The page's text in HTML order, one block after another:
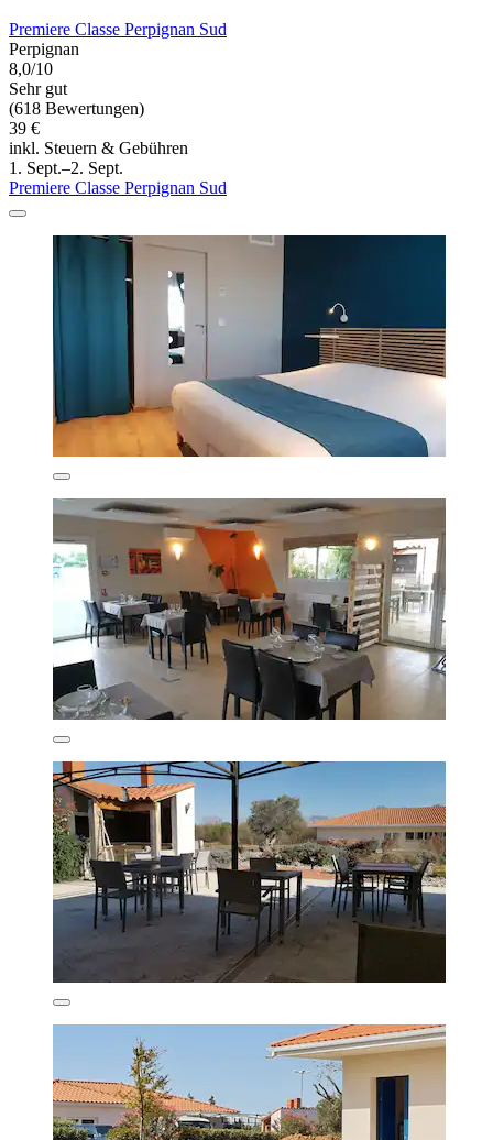
Premiere Classe Perpignan Sud
Perpignan
8,0/10
Sehr gut
(618 Bewertungen)
39 €
inkl. Steuern & Gebühren
1. Sept.–2. Sept.
Premiere Classe Perpignan Sud